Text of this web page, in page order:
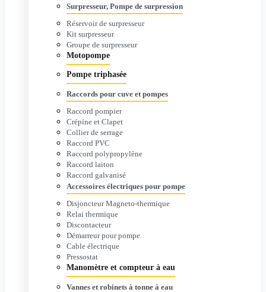
Surpresseur, Pompe de surpression
Réservoir de surpresseur
Kit surpresseur
Groupe de surpresseur
Motopompe
Pompe triphasée
Raccords pour cuve et pompes
Raccord pompier
Crépine et Clapet
Collier de serrage
Raccord PVC
Raccord polypropylène
Raccord laiton
Raccord galvanisé
Accessoires électriques pour pompe
Disjoncteur Magneto-thermique
Relai thermique
Discontacteur
Démarreur pour pompe
Cable électrique
Pressostat
Manomètre et compteur à eau
Vannes et robinets à tonne à eau